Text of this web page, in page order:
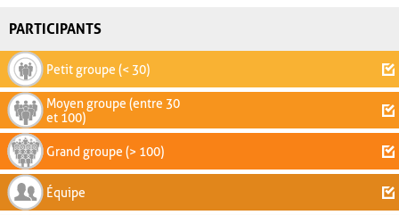
PARTICIPANTS
Petit groupe (< 30)
Moyen groupe (entre 30
et 100)
Grand groupe (> 100)
Équipe